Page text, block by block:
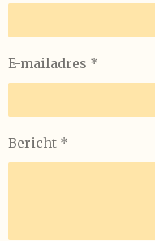
E-mailadres *
Bericht *